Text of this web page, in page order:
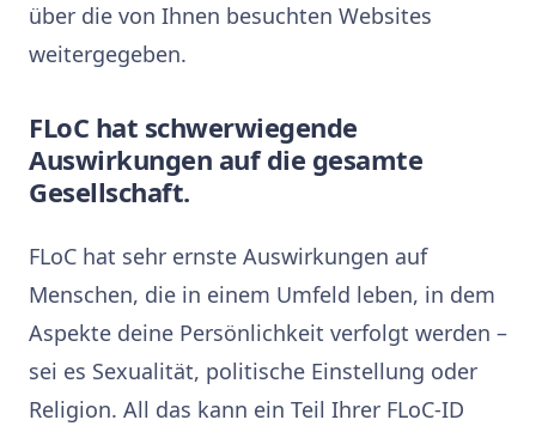
über die von Ihnen besuchten Websites
weitergegeben.
FLoC hat schwerwiegende
Auswirkungen auf die gesamte
Gesellschaft.
FLoC hat sehr ernste Auswirkungen auf
Menschen, die in einem Umfeld leben, in dem
Aspekte deine Persönlichkeit verfolgt werden –
sei es Sexualität, politische Einstellung oder
Religion. All das kann ein Teil Ihrer FLoC-ID